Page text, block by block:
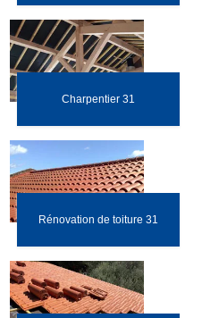
Charpentier 31
Rénovation de toiture 31